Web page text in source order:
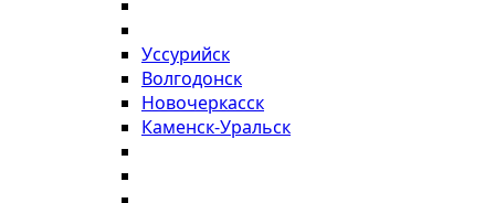
Уссурийск
Волгодонск
Новочеркасск
Каменск-Уральск